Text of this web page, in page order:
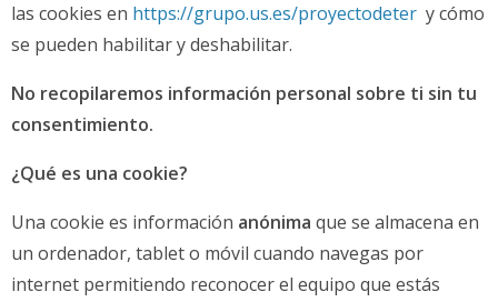
las cookies en https://grupo.us.es/proyectodeter y cómo
se pueden habilitar y deshabilitar.
No recopilaremos información personal sobre ti sin tu
consentimiento.
¿Qué es una cookie?
Una cookie es información anónima que se almacena en
un ordenador, tablet o móvil cuando navegas por
internet permitiendo reconocer el equipo que estás